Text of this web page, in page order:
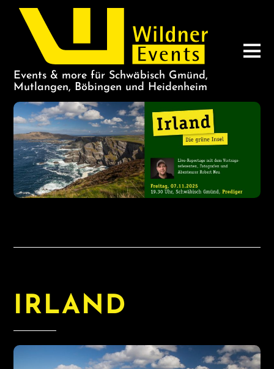
Events & more für Schwäbisch Gmünd,
Mutlangen, Böbingen und Heidenheim
IRLAND